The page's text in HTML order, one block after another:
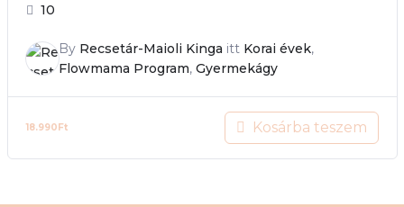
10
By Recsetár-Maioli Kinga itt Korai évek,
Flowmama Program, Gyermekágy
18.990Ft Kosárba teszem